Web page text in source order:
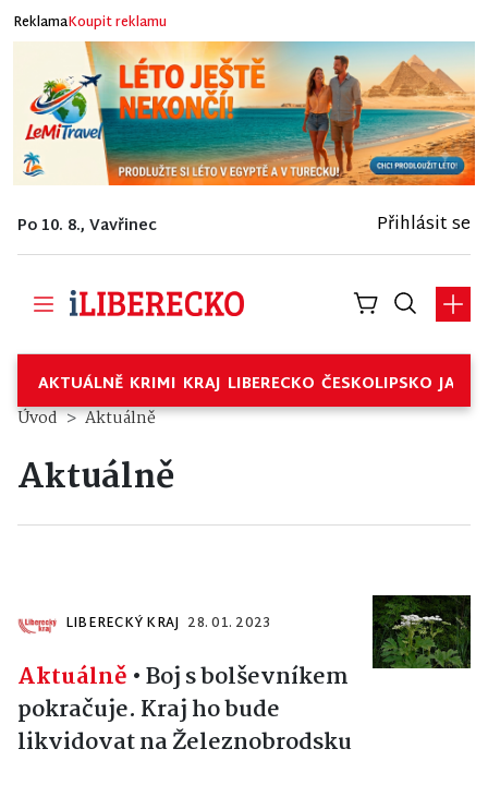
ReklamaKoupit reklamu
Po 10. 8., Vavřinec Přihlásit se
AKTUÁLNĚ KRIMI KRAJ LIBERECKO ČESKOLIPSKO
Úvod Aktuálně
Aktuálně
LIBERECKÝ KRAJ 28. 01. 2023
Aktuálně •Boj s bolševníkem
pokračuje. Kraj ho bude
likvidovat na Železnobrodsku